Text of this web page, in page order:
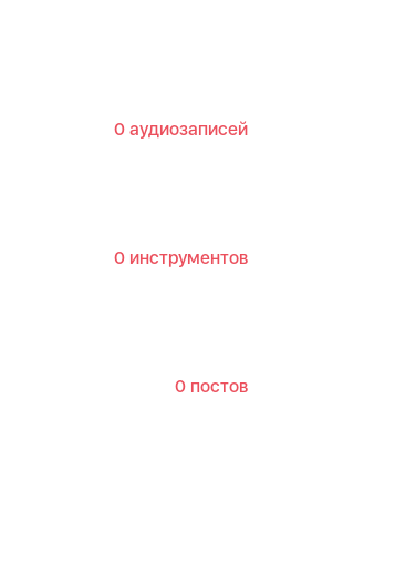
0 аудиозаписей
0 инструментов
0 постов